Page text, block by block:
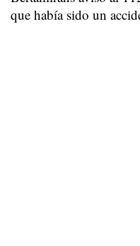
que había sido un